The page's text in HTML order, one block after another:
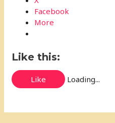
Facebook
More
Like this:
Like Loading...